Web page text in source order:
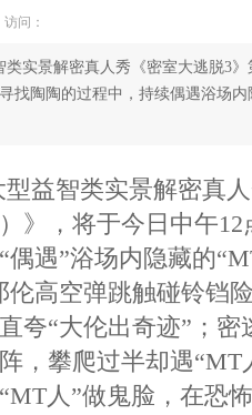
问：
景解密真人秀《密室大逃脱3》
找陶陶的过程中，持续偶遇浴场
智类实景解密真人
》，将于今日中午
遇”浴场内隐藏的
伦高空弹跳触碰铃铛
夸“大伦出奇迹”；密
，攀爬过半却遇“MT
人”做鬼脸，在恐